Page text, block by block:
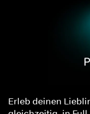
Erleb deinen